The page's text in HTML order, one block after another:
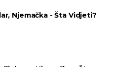
Njemačka - Šta Vidjeti?